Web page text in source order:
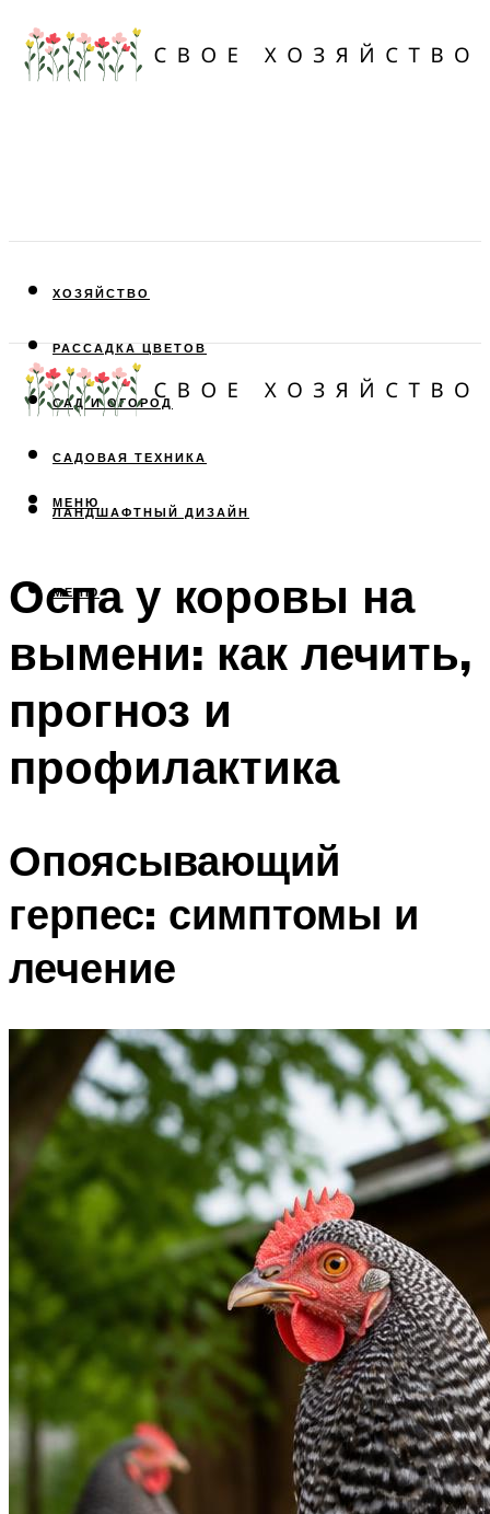
ХОЗЯЙСТВО
РАССАДКА ЦВЕТОВ
САД И ОГОРОД
САДОВАЯ ТЕХНИКА
ЛАНДШАФТНЫЙ ДИЗАЙН
МЕНЮ
МЕНЮ
Оспа у коровы на
вымени: как лечить,
прогноз и
профилактика
Опоясывающий
герпес: симптомы и
лечение